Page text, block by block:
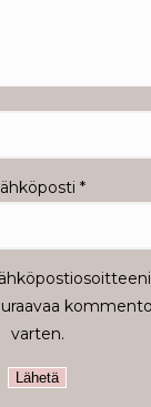
*
varten.